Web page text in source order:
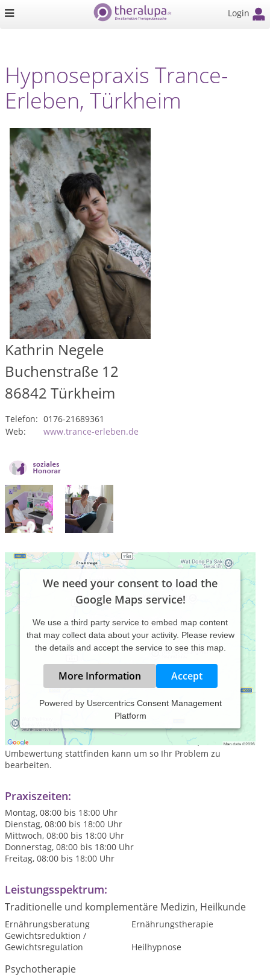
Login
Hypnosepraxis Trance-
Erleben, Türkheim
Kathrin Negele
Buchenstraße 12
86842 Türkheim
Telefon: 0176-21689361
Web:
www.trance-erleben.de
We need your consent to load the
Google Maps service!
We use a third party service to embed map content
that may collect data about your activity. Please review
the details and accept the service to see this map.
More Information Accept
Powered by Usercentrics Consent Management
Platform
Hypnose kann Ihnen helfen, Ihre Ziele zu erreichen. Ich
arbeite Ursachenorientiert, das heißt wir gehen gemeinsam
auf die Suche nach der Ursache Ihres Problems, damit eine
Umbewertung stattfinden kann um so Ihr Problem zu
bearbeiten.
Praxiszeiten:
Montag, 08:00 bis 18:00 Uhr
Dienstag, 08:00 bis 18:00 Uhr
Mittwoch, 08:00 bis 18:00 Uhr
Donnerstag, 08:00 bis 18:00 Uhr
Freitag, 08:00 bis 18:00 Uhr
Leistungsspektrum:
Traditionelle und komplementäre Medizin, Heilkunde
Ernährungsberatung
Ernährungstherapie
Gewichtsreduktion /
Gewichtsregulation
Heilhypnose
Psychotherapie